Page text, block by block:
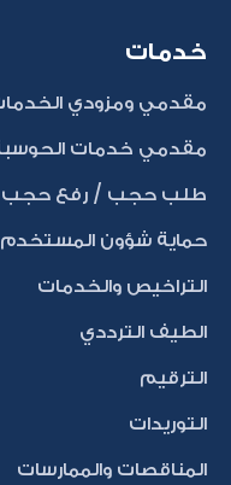
خدمات
مقدمي ومزودي
مقدمي خدمات
طلب حجب / رفع حجب
حماية شؤون المستخدم
التراخيص والخدمات
الطيف الترددي
الترقيم
التوريدات
المناقصات والممارسات